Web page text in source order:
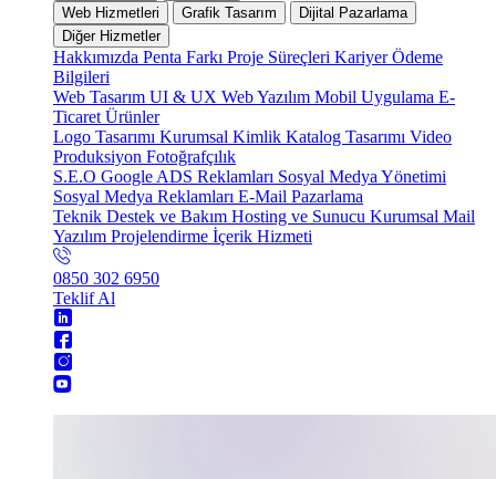
Web Hizmetleri Grafik Tasarım
Dijital Pazarlama
Diğer Hizmetler
Hakkımızda Penta Farkı Proje Süreçleri KariyerÖdeme
Bilgileri
Web Tasarım UI & UX Web Yazılım Mobil Uygulama E-
Ticaret Ürünler
Logo Tasarımı Kurumsal Kimlik Katalog Tasarımı Video
Produksiyon Fotoğrafçılık
S.E.O Google ADS Reklamları Sosyal Medya Yönetimi
Sosyal Medya Reklamları E-Mail Pazarlama
Teknik Destek ve Bakım Hosting ve Sunucu Kurumsal Mail
Yazılım Projelendirme İçerik Hizmeti
0850 302 6950
Teklif Al